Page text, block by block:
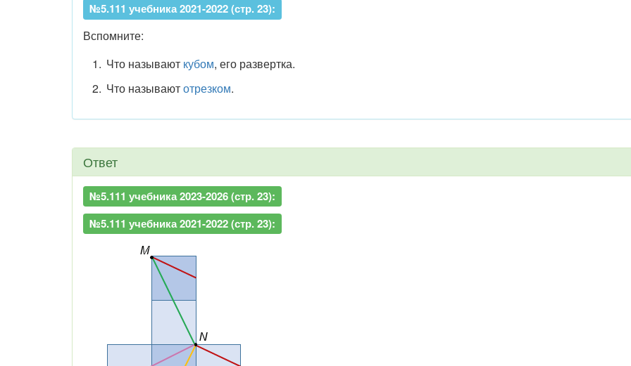
№5.111 учебника 2021-2022 (стр. 23):
Вспомните:
Что называют кубом, его развертка.
Что называютотрезком.
Ответ
№5.111 учебника 2023-2026 (стр. 23):
№5.111 учебника 2021-2022 (стр. 23):